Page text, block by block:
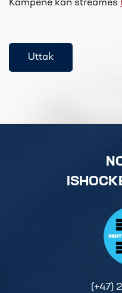
Kampene kan streames
Uttak
(+47)